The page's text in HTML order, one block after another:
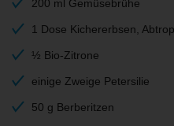
200 ml Gemüsebrühe
1 Dose Kichererbsen,
½ Bio-Zitrone
einige Zweige Petersilie
50 g Berberitzen